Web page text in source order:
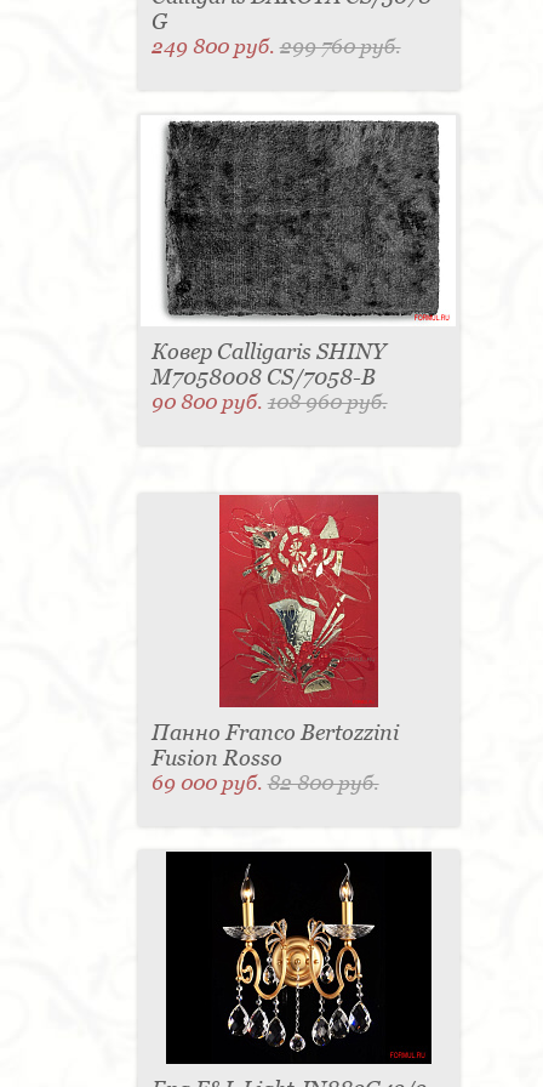
G
249 800 руб.299 760 руб.
Ковер Calligaris SHINY
M7058008 CS/7058-B
90 800 руб.108 960 руб.
Панно Franco Bertozzini
Fusion Rosso
69 000 руб.82 800 руб.